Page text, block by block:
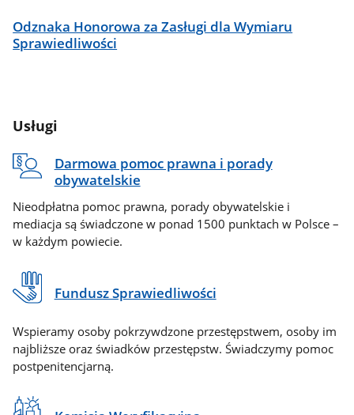
Odznaka Honorowa za Zasługi dla Wymiaru
Sprawiedliwości
Usługi
Darmowa pomoc prawna i porady
obywatelskie
Nieodpłatna pomoc prawna, porady obywatelskie i
mediacja są świadczone w ponad 1500 punktach w Polsce –
w każdym powiecie.
Fundusz Sprawiedliwości
Wspieramy osoby pokrzywdzone przestępstwem, osoby im
najbliższe oraz świadków przestępstw. Świadczymy pomoc
postpenitencjarną.